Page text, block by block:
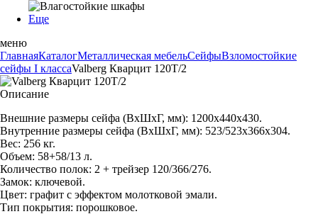
Еще
меню
ГлавнаяКаталогМеталлическая мебельСейфыВзломостойкие
сейфы I классаValberg Кварцит 120T/2
Описание
Внешние размеры сейфа (ВхШхГ, мм): 1200х440х430.
Внутренние размеры сейфа (ВхШхГ, мм): 523/523х366х304.
Вес: 256 кг.
Объем: 58+58/13 л.
Количество полок: 2 + трейзер 120/366/276.
Замок: ключевой.
Цвет: графит с эффектом молотковой эмали.
Тип покрытия: порошковое.